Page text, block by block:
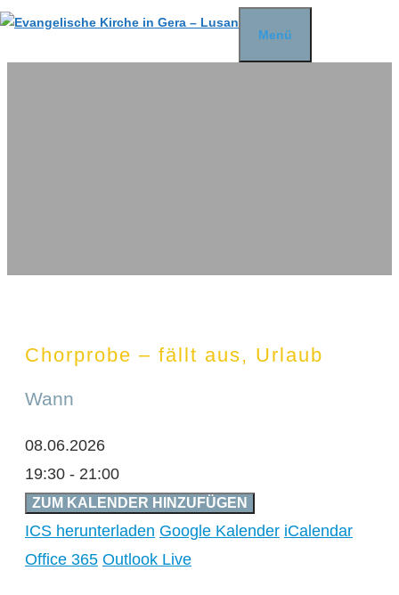
Zum
Menü
Chorprobe – fällt aus, Urlaub
Wann
08.06.2026
19:30 - 21:00
ZUM KALENDER HINZUFÜGEN
ICS herunterladen Google Kalender iCalendar
Office 365 Outlook Live